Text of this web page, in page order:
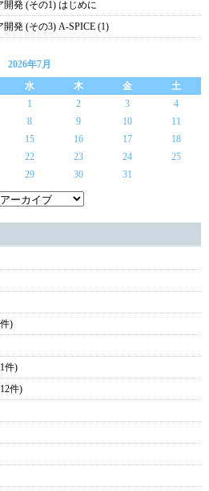
発 (その1) はじめに
発 (その3) A-SPICE (1)
2026年7月
水 木 金
土
1
2 3
4
8 9 10
11
15 16 17
18
22 23 24
25
29 30 31
)
件)
件)